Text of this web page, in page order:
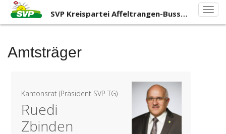
Primary
Menu
content
SVP Kreispartei Affeltrangen-Bussnang
SVP
Amtsträger
Kantonsrat (Präsident SVP TG)
Ruedi
Zbinden